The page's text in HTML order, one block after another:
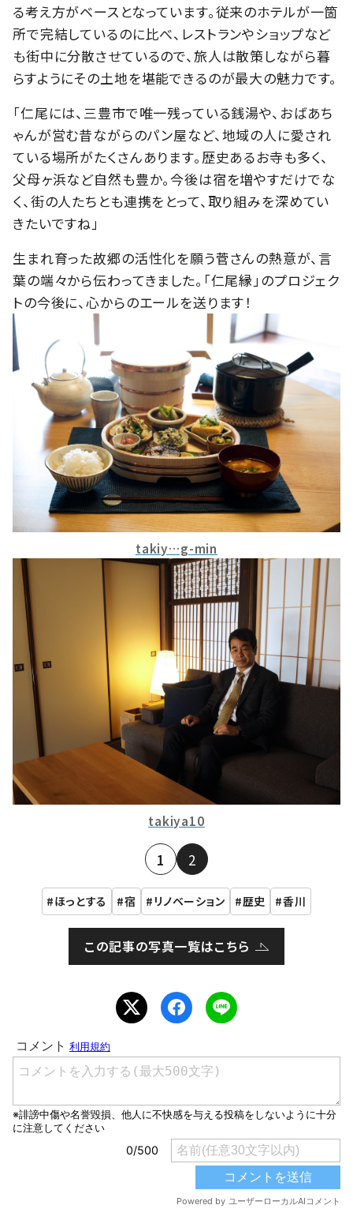
る考え方がベースとなっています。従来のホテルが一箇
所で完結しているのに比べ、レストランやショップなど
も街中に分散させているので、旅人は散策しながら暮
らすようにその土地を堪能できるのが最大の魅力です。
「仁尾には、三豊市で唯一残っている銭湯や、おばあち
ゃんが営む昔ながらのパン屋など、地域の人に愛され
ている場所がたくさんあります。歴史あるお寺も多く、
父母ヶ浜など自然も豊か。今後は宿を増やすだけでな
く、街の人たちとも連携をとって、取り組みを深めてい
きたいですね」
生まれ育った故郷の活性化を願う菅さんの熱意が、言
葉の端々から伝わってきました。「仁尾縁」のプロジェク
トの今後に、心からのエールを送ります！
takiy…g-min
takiya10
1 2
ほっとする 宿 リノベーション 歴史 香川
この記事の写真一覧はこちら